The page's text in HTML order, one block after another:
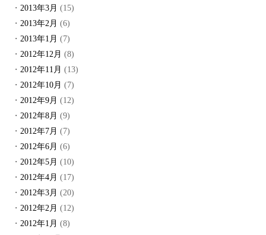
2013年3月 (15)
2013年2月 (6)
2013年1月 (7)
2012年12月 (8)
2012年11月 (13)
2012年10月 (7)
2012年9月 (12)
2012年8月 (9)
2012年7月 (7)
2012年6月 (6)
2012年5月 (10)
2012年4月 (17)
2012年3月 (20)
2012年2月 (12)
2012年1月 (8)